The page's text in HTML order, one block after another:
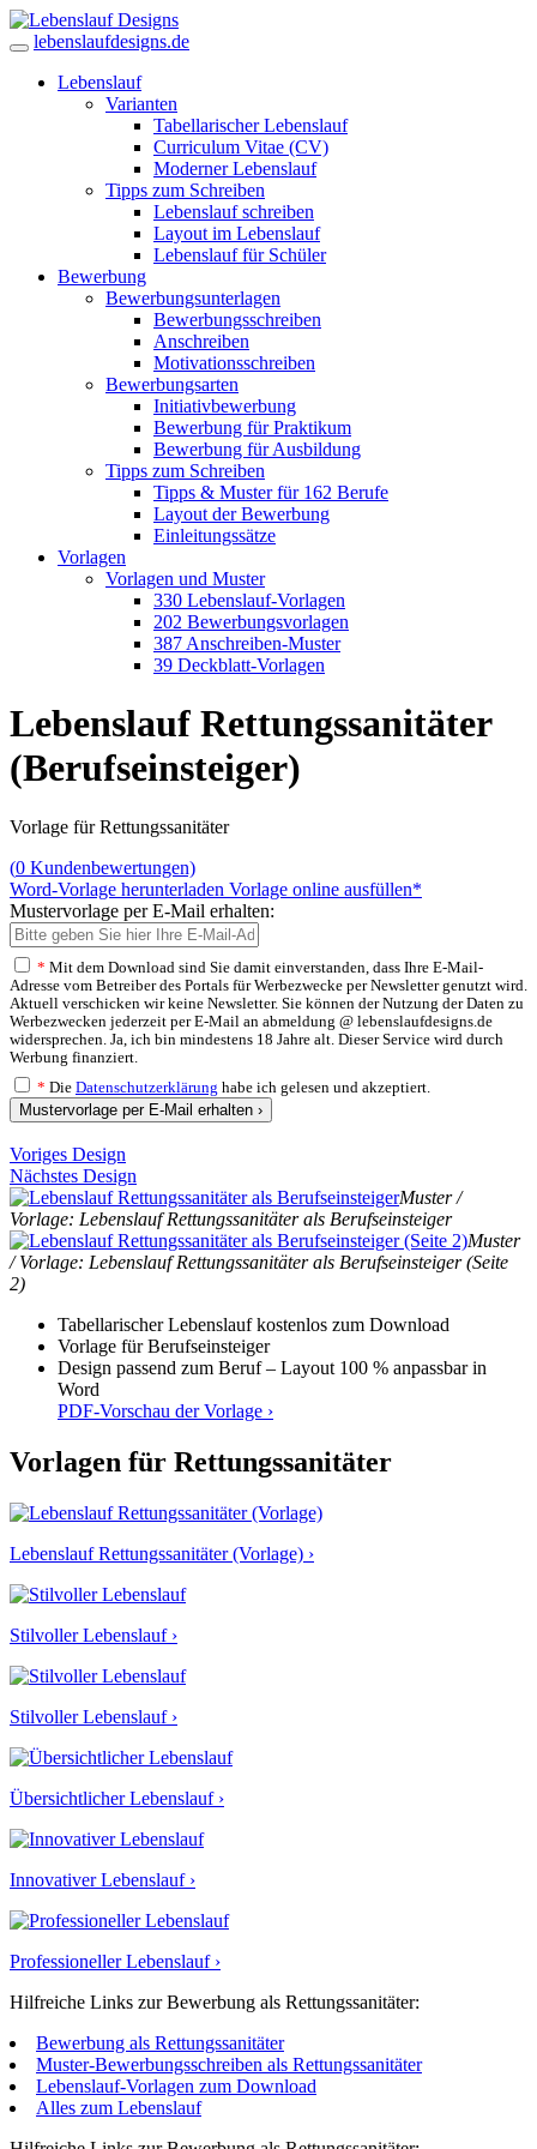
lebenslaufdesigns.de
Lebenslauf
Varianten
Tabellarischer Lebenslauf
Curriculum Vitae (CV)
Moderner Lebenslauf
Tipps zum Schreiben
Lebenslauf schreiben
Layout im Lebenslauf
Lebenslauf für Schüler
Bewerbung
Bewerbungsunterlagen
Bewerbungsschreiben
Anschreiben
Motivationsschreiben
Bewerbungsarten
Initiativbewerbung
Bewerbung für Praktikum
Bewerbung für Ausbildung
Tipps zum Schreiben
Tipps & Muster für 162 Berufe
Layout der Bewerbung
Einleitungssätze
Vorlagen
Vorlagen und Muster
330 Lebenslauf-Vorlagen
202 Bewerbungsvorlagen
387 Anschreiben-Muster
39 Deckblatt-Vorlagen
Lebenslauf Rettungssanitäter
(Berufseinsteiger)
Vorlage für Rettungssanitäter
(0 Kundenbewertungen)
Word-Vorlage herunterladen Vorlage online ausfüllen*
Mustervorlage per E-Mail erhalten:
* Mit dem Download sind Sie damit einverstanden, dass Ihre E-Mail-
Adresse vom Betreiber des Portals für Werbezwecke per Newsletter genutzt wird.
Aktuell verschicken wir keine Newsletter. Sie können der Nutzung der Daten zu
Werbezwecken jederzeit per E-Mail an abmeldung @ lebenslaufdesigns.de
widersprechen. Ja, ich bin mindestens 18 Jahre alt. Dieser Service wird durch
Werbung finanziert.
* Die Datenschutzerklärung habe ich gelesen und akzeptiert.
Mustervorlage per E-Mail erhalten ›
Voriges Design
Nächstes Design
Muster /
Vorlage: Lebenslauf Rettungssanitäter als Berufseinsteiger
Muster
/ Vorlage: Lebenslauf Rettungssanitäter als Berufseinsteiger (Seite
2)
Tabellarischer Lebenslauf kostenlos zum Download
Vorlage für Berufseinsteiger
Design passend zum Beruf – Layout 100 % anpassbar in
Word
PDF-Vorschau der Vorlage ›
Vorlagen für Rettungssanitäter
Lebenslauf Rettungssanitäter (Vorlage) ›
Stilvoller Lebenslauf ›
Stilvoller Lebenslauf ›
Übersichtlicher Lebenslauf ›
Innovativer Lebenslauf ›
Professioneller Lebenslauf ›
Hilfreiche Links zur Bewerbung als Rettungssanitäter:
Bewerbung als Rettungssanitäter
Muster-Bewerbungsschreiben als Rettungssanitäter
Lebenslauf-Vorlagen zum Download
Alles zum Lebenslauf